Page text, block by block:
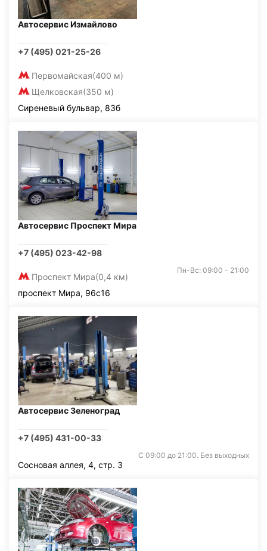
Автосервис Измайлово
+7 (495) 021-25-26
Первомайская(400 м)
Щелковская(350 м)
Сиреневый бульвар, 83б
Автосервис Проспект Мира
+7 (495) 023-42-98
Проспект Мира(0,4 км)
Пн-Вс: 09:00 - 21:00
проспект Мира, 96с16
Автосервис Зеленоград
+7 (495) 431-00-33
С 09:00 до 21:00. Без выходных
Сосновая аллея, 4, стр. 3